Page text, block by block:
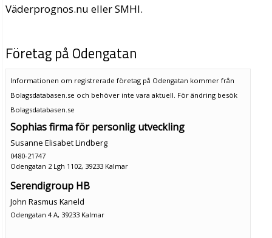
Väderprognos.nu eller SMHI.
Företag på Odengatan
Informationen om registrerade företag på Odengatan kommer från
Bolagsdatabasen.se och behöver inte vara aktuell. För ändring besök
Bolagsdatabasen.se
Sophias firma för personlig utveckling
Susanne Elisabet Lindberg
0480-21747
Odengatan 2 Lgh 1102, 39233 Kalmar
Serendigroup HB
John Rasmus Kaneld
Odengatan 4 A, 39233 Kalmar